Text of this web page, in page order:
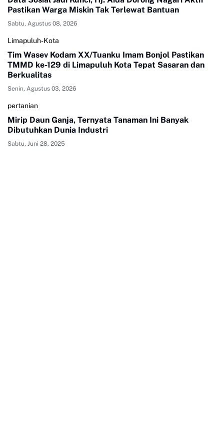
Pastikan Warga Miskin Tak Terlewat Bantuan
Sabtu, Agustus 08, 2026
Limapuluh-Kota
Tim Wasev Kodam XX/Tuanku Imam Bonjol Pastikan
TMMD ke-129 di Limapuluh Kota Tepat Sasaran dan
Berkualitas
Senin, Agustus 03, 2026
pertanian
Mirip Daun Ganja, Ternyata Tanaman Ini Banyak
Dibutuhkan Dunia Industri
Sabtu, Juni 28, 2025